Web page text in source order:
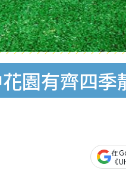
園有齊四季
在
《